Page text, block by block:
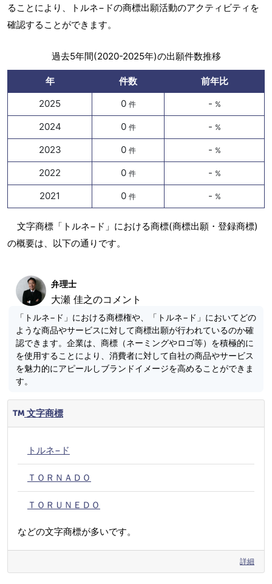
ることにより、トルネ−ドの商標出願活動のアクティビティを
確認することができます。
過去5年間(2020-2025年)の出願件数推移
年 件数
前年比
2025
0 件 - %
2024 0 件 - %
2023 0 件 - %
2022 0 件 - %
2021 0 件 - %
文字商標「トルネ−ド」における商標(商標出願・登録商標)
の概要は、以下の通りです。
弁理士
大瀬 佳之のコメント
「トルネ−ド」における商標権や、「トルネ−ド」においてどの
ような商品やサービスに対して商標出願が行われているのか確
認できます。企業は、商標（ネーミングやロゴ等）を積極的に
を使用することにより、消費者に対して自社の商品やサービス
を魅力的にアピールしブランドイメージを高めることができま
す。
文字商標
トルネ−ド
ＴＯＲＮＡＤＯ
ＴＯＲＵＮＥＤＯ
などの文字商標が多いです。
詳細